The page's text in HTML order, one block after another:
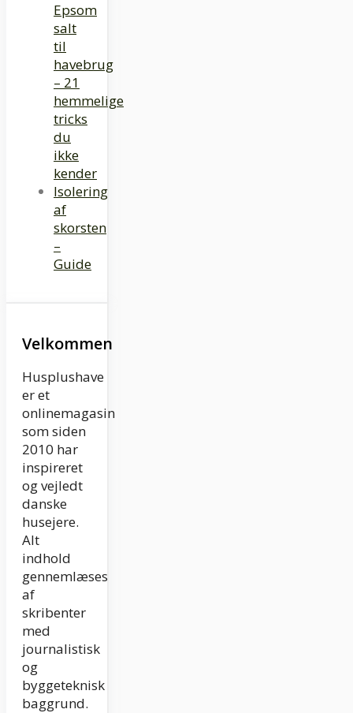
Epsom
salt
til
havebrug
– 21
hemmelige
tricks
du
ikke
kender
Isolering
af
skorsten
–
Guide
Velkommen
Husplushave
er et
onlinemagasin
som siden
2010 har
inspireret
og vejledt
danske
husejere.
Alt
indhold
gennemlæses
af
skribenter
med
journalistisk
og
byggeteknisk
baggrund.